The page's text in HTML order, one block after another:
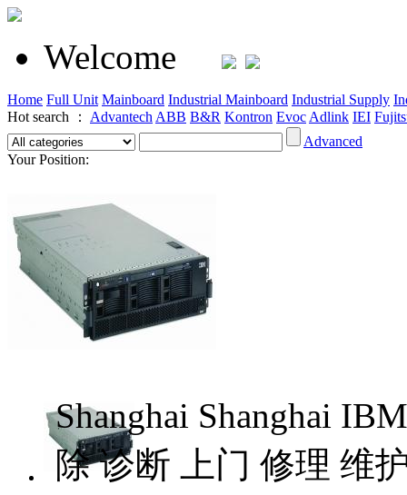
Welcome
Home Full Unit Mainboard Industrial Mainboard Industrial Supply
Hot search ： Advantech ABB B&R Kontron Evoc Adlink IEI
Advanced
Your Position:
Shanghai Shanghai
除 诊断 上门 修理 维